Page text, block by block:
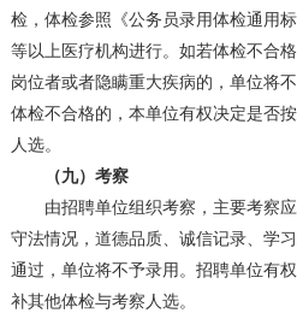
检，体检参照《公务员录用体检通用
等以上医疗机构进行。如若体检不合
岗位者或者隐瞒重大疾病的，单位将
体检不合格的，本单位有权决定是否
人选。
（九）考察
由招聘单位组织考察，主要考察应
守法情况，道德品质、诚信记录、学
通过，单位将不予录用。招聘单位有
补其他体检与考察人选。